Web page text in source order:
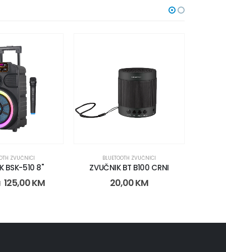
ZVUČNICI
BSK-510 8"
125,00KM
BLUETOOTH ZVUČNICI
ZVUČNIK BT B100 CRNI
20,00KM